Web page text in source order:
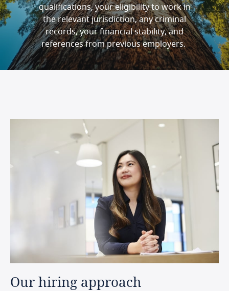
qualifications, your eligibility to work in
the relevant jurisdiction, any criminal
records, your financial stability, and
references from previous employers.
Our hiring approach